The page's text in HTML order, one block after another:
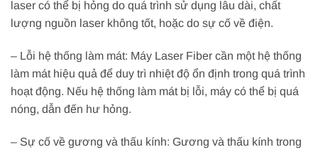
laser có thể bị hỏng do quá trình sử dụng lâu dài, chất
lượng nguồn laser không tốt, hoặc do sự cố về điện.
– Lỗi hệ thống làm mát: Máy Laser Fiber cần một hệ thống
làm mát hiệu quả để duy trì nhiệt độ ổn định trong quá trình
hoạt động. Nếu hệ thống làm mát bị lỗi, máy có thể bị quá
nóng, dẫn đến hư hỏng.
– Sự cố về gương và thấu kính: Gương và thấu kính trong